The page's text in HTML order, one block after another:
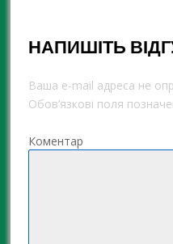
НАПИШІТЬ
Ваша e-mail адреса не
Обов’язкові поля
Коментар